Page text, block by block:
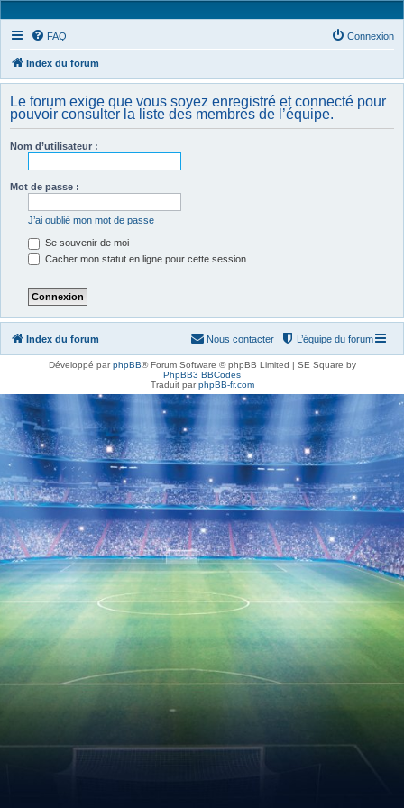
FAQ Connexion
Index du forum
Le forum exige que vous soyez enregistré et connecté pour
pouvoir consulter la liste des membres de l’équipe.
Nom d’utilisateur :
Mot de passe :
J’ai oublié mon mot de passe
Se souvenir de moi
Cacher mon statut en ligne pour cette session
Index du forum L’équipe du forum
Nous contacter
Développé parphpBB® Forum Software © phpBB Limited | SE Square by
PhpBB3 BBCodes
Traduit parphpBB-fr.com